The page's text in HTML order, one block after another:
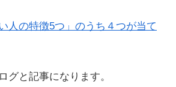
人の特徴5つ」のうち４つが当て
グと記事になります。